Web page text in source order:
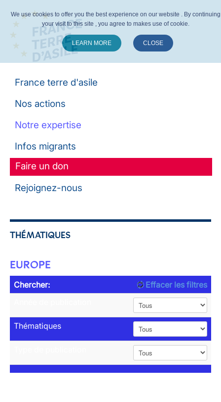
France terre d'asile
Nos actions
Notre expertise
Infos migrants
Faire un don
Rejoignez-nous
THÉMATIQUES
EUROPE
Chercher:
Effacer les filtres
Thématiques
We use cookies to offer you the best experience on our website . By continuing
your visit to this site , you agree to makes use of cookie.
LEARN MORE CLOSE